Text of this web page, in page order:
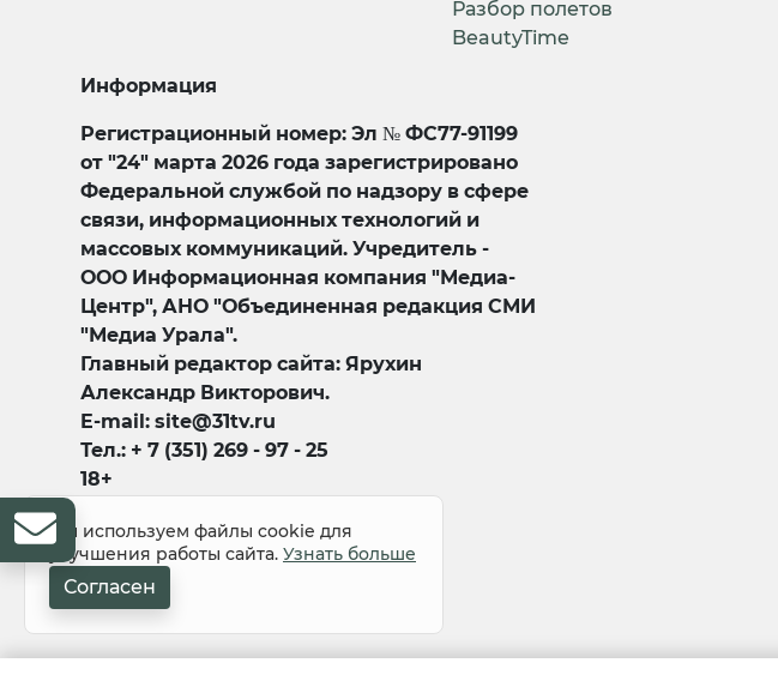
Разбор полетов
BeautyTime
Информация
Регистрационный номер: Эл № ФС77-91199
от "24" марта 2026 года зарегистрировано
Федеральной службой по надзору в сфере
связи, информационных технологий и
массовых коммуникаций. Учредитель -
ООО Информационная компания "Медиа-
Центр", АНО "Объединенная редакция СМИ
"Медиа Урала".
Главный редактор сайта: Ярухин
Александр Викторович.
E-mail: site@31tv.ru
Тел.: + 7 (351) 269 - 97 - 25
18+
© 2008-2026 Все права защищены
Мы используем файлы cookie для
улучшения работы сайта. Узнать больше
Согласен